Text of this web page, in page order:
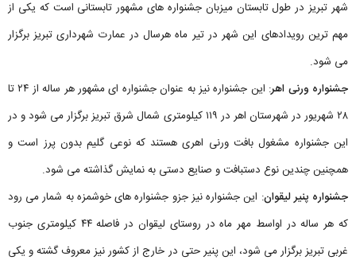
شهر تبریز در طول تابستان میزبان جشنواره های مشهور تابستانی است که یکی از
مهم ترین رویدادهای این شهر در تیر ماه هرسال در عمارت شهرداری تبریز برگزار
می‌ شود.
جشنواره ورنی اهر
: این جشنواره نیز به عنوان جشنواره‌ ای مشهور هر ساله از ۲۴ تا
۲۸ شهریور در شهرستان اهر در ۱۱۹ کیلومتری شمال شرق تبریز برگزار می‌ شود و در
این جشنواره مشغول بافت ورنی اهری هستند که نوعی گلیم بدون پرز است و
همچنین چندین نوع دستبافت و صنایع دستی به نمایش گذاشته می شود.
جشنواره پنیر لیقوان: این جشنواره نیز جزو جشنواره های خوشمزه به شمار می رود
که هر ساله در اواسط مهر ماه در روستای لیقوان در فاصله ۴۴ کیلومتری جنوب
غربی تبریز برگزار می شود، این پنیر حتی در خارج از کشور نیز معروف گشته و یکی